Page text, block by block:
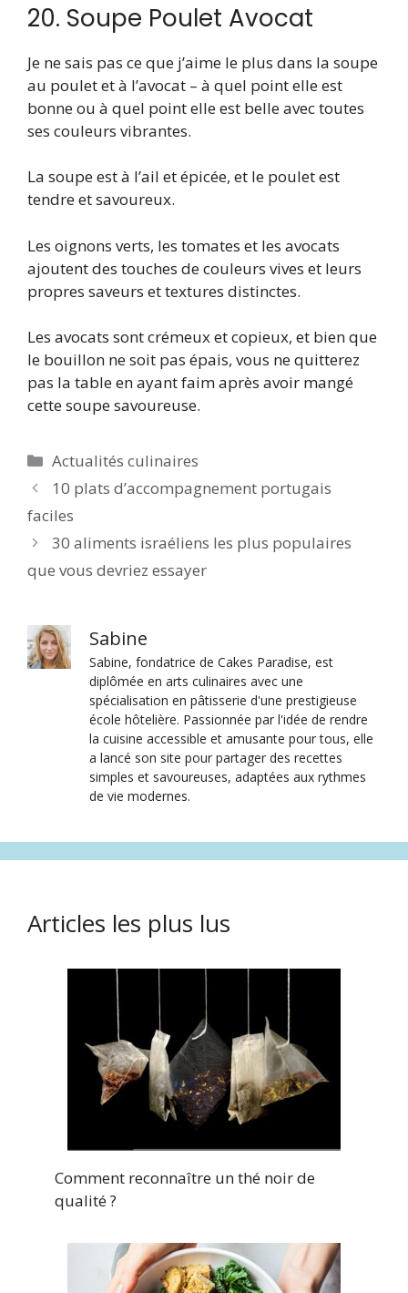
20. Soupe Poulet Avocat
Je ne sais pas ce que j’aime le plus dans la soupe
au poulet et à l’avocat – à quel point elle est
bonne ou à quel point elle est belle avec toutes
ses couleurs vibrantes.
La soupe est à l’ail et épicée, et le poulet est
tendre et savoureux.
Les oignons verts, les tomates et les avocats
ajoutent des touches de couleurs vives et leurs
propres saveurs et textures distinctes.
Les avocats sont crémeux et copieux, et bien que
le bouillon ne soit pas épais, vous ne quitterez
pas la table en ayant faim après avoir mangé
cette soupe savoureuse.
Catégories
Actualités culinaires
10 plats d’accompagnement portugais
faciles
30 aliments israéliens les plus populaires
que vous devriez essayer
Sabine
Sabine, fondatrice de Cakes Paradise, est
diplômée en arts culinaires avec une
spécialisation en pâtisserie d'une prestigieuse
école hôtelière. Passionnée par l'idée de rendre
la cuisine accessible et amusante pour tous, elle
a lancé son site pour partager des recettes
simples et savoureuses, adaptées aux rythmes
de vie modernes.
Articles les plus lus
Comment reconnaître un thé noir de
qualité ?